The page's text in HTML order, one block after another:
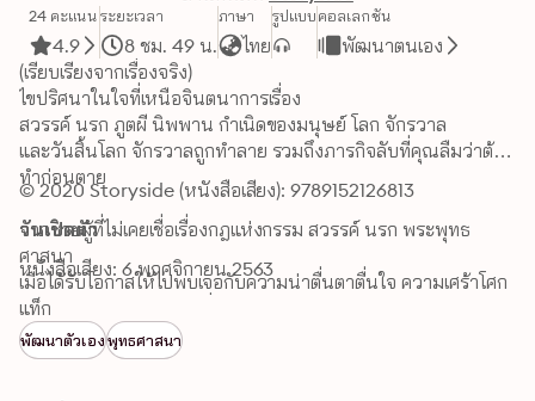
24 คะแนน
4.9
ระยะเวลา
8 ชม. 49 น.
ภาษา
ไทย
รูปแบบคอลเลกชัน
พัฒนาตนเอง
(เรียบเรียงจากเรื่องจริง)
ไขปริศนาในใจที่เหนือจินตนาการเรื่อง
สวรรค์ นรก ภูตผี นิพพาน กำเนิดของมนุษย์ โลก จักรวาล
และวันสิ้นโลก จักรวาลถูกทำลาย รวมถึงภารกิจลับที่คุณลืมว่าต้อง
ทำก่อนตาย
จากชายผู้ที่ไม่เคยเชื่อเรื่องกฎแห่งกรรม สวรรค์ นรก พระพุทธ
ศาสนา
เมื่อได้รับโอกาสให้ไปพบเจอกับความน่าตื่นตาตื่นใจ ความเศร้าโศก
เสียใจ และประสบการณ์ที่เหนือจินตนาการ
ทำให้เขาได้รับรู้และเข้าใจ ความจริงและเป็นไปของ จักรวาล
© 2020 Storyside (หนังสือเสียง): 9789152126813
วันเปิดตัว
หนังสือเสียง: 6 พฤศจิกายน 2563
แท็ก
พัฒนาตัวเองพุทธศาสนา